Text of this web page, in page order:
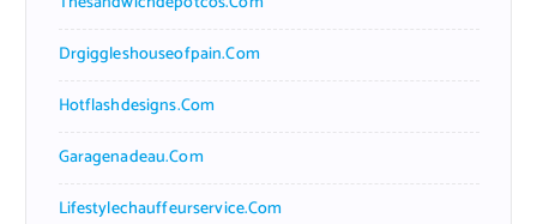
Drgiggleshouseofpain.com
Hotflashdesigns.com
Garagenadeau.com
Lifestylechauffeurservice.com